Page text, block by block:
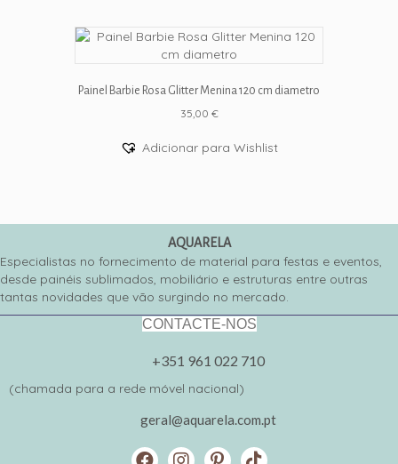
Painel Barbie Rosa Glitter Menina 120 cm diametro
35,00 €
Adicionar para Wishlist
AQUARELA
Especialistas no fornecimento de material para festas e eventos,
desde painéis sublimados, mobiliário e estruturas entre outras
tantas novidades que vão surgindo no mercado.
CONTACTE-NOS
+351 961 022 710
(chamada para a rede móvel nacional)
geral@aquarela.com.pt